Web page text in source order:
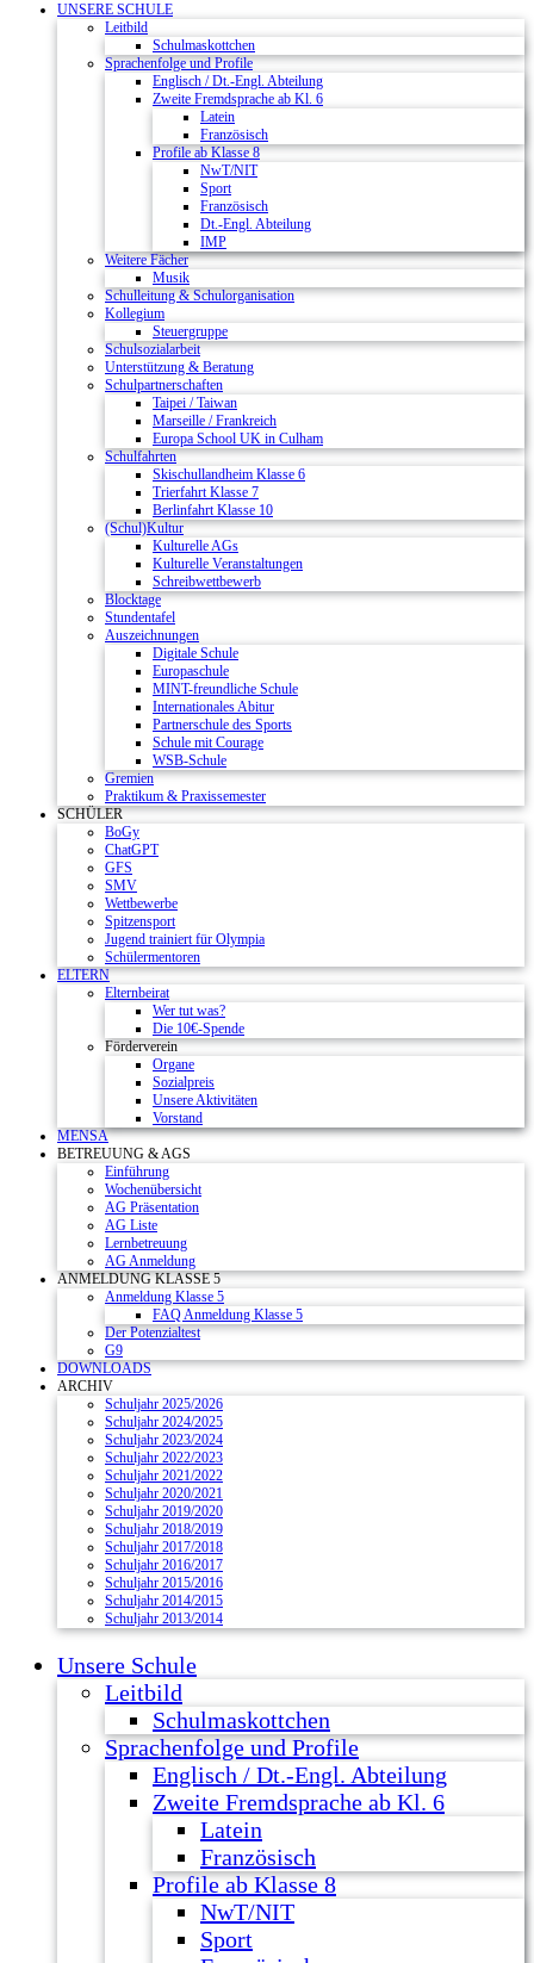
UNSERE SCHULE
Leitbild
Schulmaskottchen
Sprachenfolge und Profile
Englisch / Dt.-Engl. Abteilung
Zweite Fremdsprache ab Kl. 6
Latein
Französisch
Profile ab Klasse 8
NwT/NIT
Sport
Französisch
Dt.-Engl. Abteilung
IMP
Weitere Fächer
Musik
Schulleitung & Schulorganisation
Kollegium
Steuergruppe
Schulsozialarbeit
Unterstützung & Beratung
Schulpartnerschaften
Taipei / Taiwan
Marseille / Frankreich
Europa School UK in Culham
Schulfahrten
Skischullandheim Klasse 6
Trierfahrt Klasse 7
Berlinfahrt Klasse 10
(Schul)Kultur
Kulturelle AGs
Kulturelle Veranstaltungen
Schreibwettbewerb
Blocktage
Stundentafel
Auszeichnungen
Digitale Schule
Europaschule
MINT-freundliche Schule
Internationales Abitur
Partnerschule des Sports
Schule mit Courage
WSB-Schule
Gremien
Praktikum & Praxissemester
SCHÜLER
BoGy
ChatGPT
GFS
SMV
Wettbewerbe
Spitzensport
Jugend trainiert für Olympia
Schülermentoren
ELTERN
Elternbeirat
Wer tut was?
Die 10€-Spende
Förderverein
Organe
Sozialpreis
Unsere Aktivitäten
Vorstand
MENSA
BETREUUNG & AGS
Einführung
Wochenübersicht
AG Präsentation
AG Liste
Lernbetreuung
AG Anmeldung
ANMELDUNG KLASSE 5
Anmeldung Klasse 5
FAQ Anmeldung Klasse 5
Der Potenzialtest
G9
DOWNLOADS
ARCHIV
Schuljahr 2025/2026
Schuljahr 2024/2025
Schuljahr 2023/2024
Schuljahr 2022/2023
Schuljahr 2021/2022
Schuljahr 2020/2021
Schuljahr 2019/2020
Schuljahr 2018/2019
Schuljahr 2017/2018
Schuljahr 2016/2017
Schuljahr 2015/2016
Schuljahr 2014/2015
Schuljahr 2013/2014
Unsere Schule
Leitbild
Schulmaskottchen
Sprachenfolge und Profile
Englisch / Dt.-Engl. Abteilung
Zweite Fremdsprache ab Kl. 6
Latein
Französisch
Profile ab Klasse 8
NwT/NIT
Sport